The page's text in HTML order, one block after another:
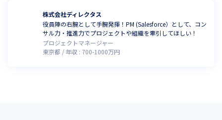
株式会社ディレクタス
役員陣の右腕として手腕発揮！PM (Salesforce）として、コン
サル力・推進力でプロジェクトや組織を牽引してほしい！
プロジェクトマネージャー
東京都
年収 : 700-1000万円